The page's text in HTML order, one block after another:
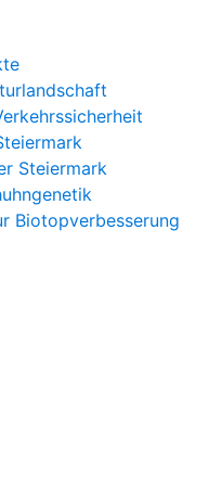
Steiermark
Biotopverbesserung